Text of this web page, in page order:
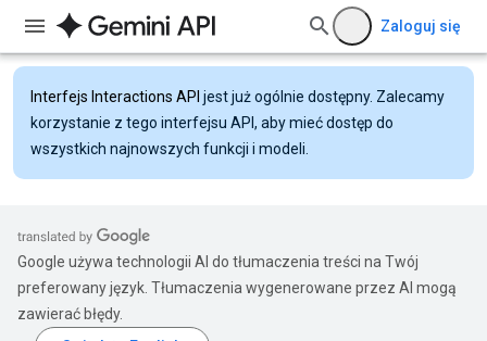
Zaloguj się
Interfejs Interactions API jest już ogólnie dostępny. Zalecamy
korzystanie z tego interfejsu API, aby mieć dostęp do
wszystkich najnowszych funkcji i modeli.
Google używa technologii AI do tłumaczenia treści na Twój
preferowany język. Tłumaczenia wygenerowane przez AI mogą
zawierać błędy.